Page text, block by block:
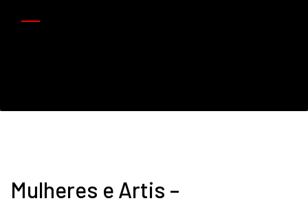
Mulheres e Artis –